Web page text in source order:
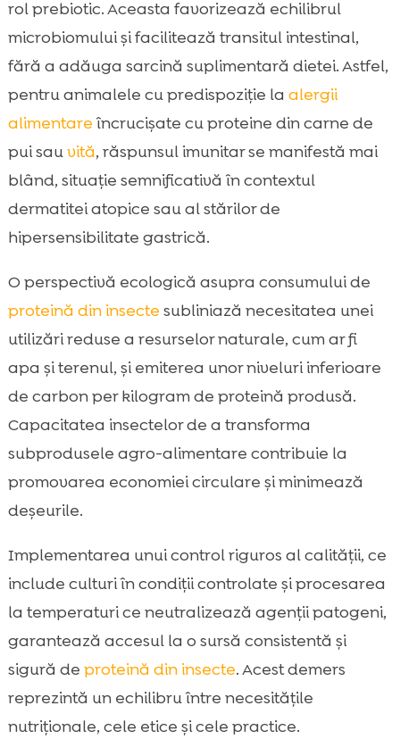
rol prebiotic. Aceasta favorizează echilibrul
microbiomului și facilitează transitul intestinal,
fără a adăuga sarcină suplimentară dietei. Astfel,
pentru animalele cu predispoziție la alergii
alimentare încrucișate cu proteine din carne de
pui sauvită, răspunsul imunitar se manifestă mai
blând, situație semnificativă în contextul
dermatitei atopice sau al stărilor de
hipersensibilitate gastrică.
O perspectivă ecologică asupra consumului de
proteină din insecte subliniază necesitatea unei
utilizări reduse a resurselor naturale, cum ar fi
apa și terenul, și emiterea unor niveluri inferioare
de carbon per kilogram de proteină produsă.
Capacitatea insectelor de a transforma
subprodusele agro-alimentare contribuie la
promovarea economiei circulare și minimează
deșeurile.
Implementarea unui control riguros al calității, ce
include culturi în condiții controlate și procesarea
la temperaturi ce neutralizează agenții patogeni,
garantează accesul la o sursă consistentă și
sigură de proteină din insecte. Acest demers
reprezintă un echilibru între necesitățile
nutriționale, cele etice și cele practice.